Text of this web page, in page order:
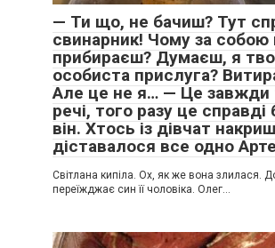
— Ти що, не бачиш? Тут
свинарник! Чому за собою
прибираєш? Думаєш, я
особиста прислуга?
Але це не я… — Це завжди
речі, того разу це справді
він. Хтось із дівчат
діставалося все одно
Світлана кипіла. Ох, як же вона злилася.
переїжджає син її чоловіка. Олег…